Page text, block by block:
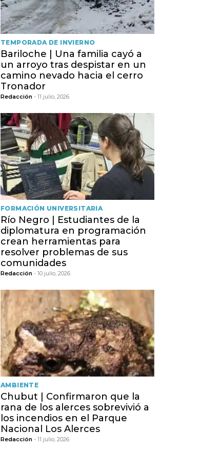
TEMPORADA DE INVIERNO
Bariloche | Una familia cayó a
un arroyo tras despistar en un
camino nevado hacia el cerro
Tronador
Redacción - 11 julio, 2026
FORMACIÓN UNIVERSITARIA
Río Negro | Estudiantes de la
diplomatura en programación
crean herramientas para
resolver problemas de sus
comunidades
Redacción - 10 julio, 2026
AMBIENTE
Chubut | Confirmaron que la
rana de los alerces sobrevivió a
los incendios en el Parque
Nacional Los Alerces
Redacción - 11 julio, 2026